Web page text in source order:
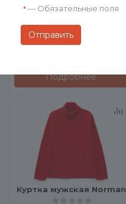
от1 990 ₽
Подробнее
Куртка мужская Norman
* — Обязательные поля